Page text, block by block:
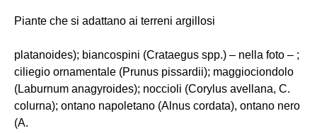
Piante che si adattano ai terreni argillosi
platanoides); biancospini (Crataegus spp.) – nella foto – ;
ciliegio ornamentale (Prunus pissardii); maggiociondolo
(Laburnum anagyroides); noccioli (Corylus avellana, C.
colurna); ontano napoletano (Alnus cordata), ontano nero
(A.